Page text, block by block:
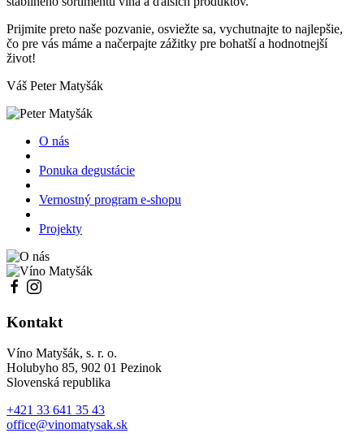
Prijmite preto naše pozvanie, osviežte sa, vychutnajte to najlepšie,
čo pre vás máme a načerpajte zážitky pre bohatší a hodnotnejší
život!
Váš Peter Matyšák
O nás
Ponuka degustácie
Vernostný program e-shopu
Projekty
Kontakt
Víno Matyšák, s. r. o.
Holubyho 85, 902 01 Pezinok
Slovenská republika
+421 33 641 35 43
office@vinomatysak.sk